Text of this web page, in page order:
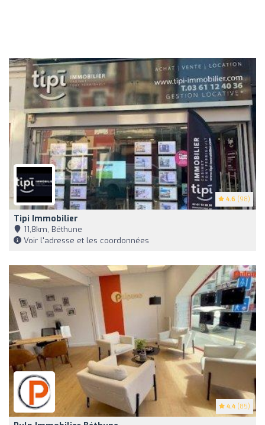
4.6 (98)
Tipi Immobilier
11,8km, Béthune
Voir l'adresse et les coordonnées
4.4 (85)